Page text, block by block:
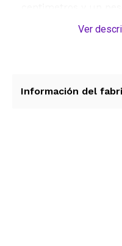
meses. Ademas de
Ver
Información del